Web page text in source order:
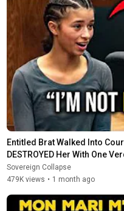
Entitled Brat Walked Into
DESTROYED Her With One
Sovereign Collapse
479K views • 1 month ago